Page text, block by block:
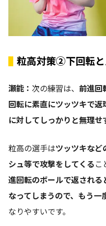
粒高対策②下回転
瀬能： 次の練習は、 前進回
回転に素直にツッツキで
に対してしっかりと無理せ
粒高の選手はツッツキなど
シュ等で攻撃をしてくる こ
進回転のボールで返される
なってしまうので、もう一
なりやすいです。